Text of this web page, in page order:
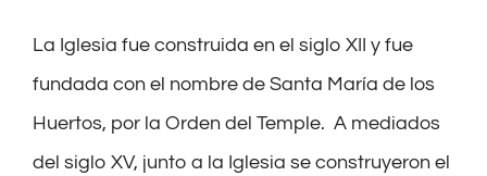
La Iglesia fue construida en el siglo XII y fue
fundada con el nombre de Santa María de los
Huertos, por la Orden del Temple. A mediados
del siglo XV, junto a la Iglesia se construyeron el